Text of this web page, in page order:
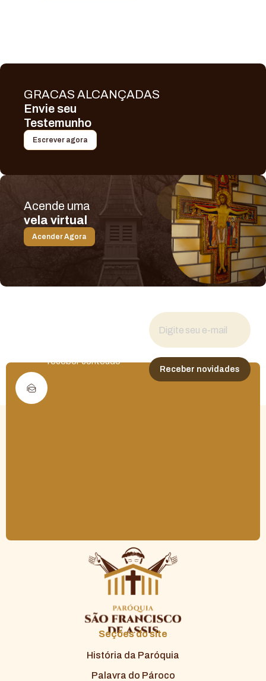
GRACAS ALCANÇADAS
Envie seu
Testemunho
Escrever agora
Acende uma
vela virtual
Acender Agora
receber conteúdo
Seções do site
História da Paróquia
Palavra do Pároco